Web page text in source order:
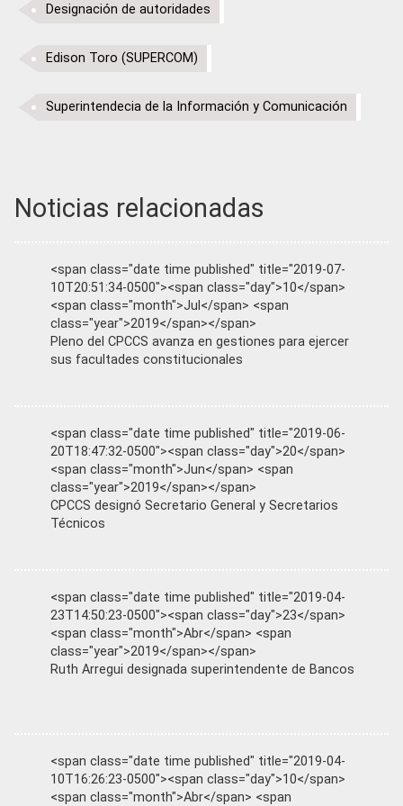
Designación de autoridades
Edison Toro (SUPERCOM)
Superintendecia de la Información y Comunicación
Noticias relacionadas
<span class="date time published" title="2019-07-
10T20:51:34-0500"><span class="day">10</span>
<span class="month">Jul</span> <span
class="year">2019</span></span>
Pleno del CPCCS avanza en gestiones para ejercer
sus facultades constitucionales
<span class="date time published" title="2019-06-
20T18:47:32-0500"><span class="day">20</span>
<span class="month">Jun</span> <span
class="year">2019</span></span>
CPCCS designó Secretario General y Secretarios
Técnicos
<span class="date time published" title="2019-04-
23T14:50:23-0500"><span class="day">23</span>
<span class="month">Abr</span> <span
class="year">2019</span></span>
Ruth Arregui designada superintendente de Bancos
<span class="date time published" title="2019-04-
10T16:26:23-0500"><span class="day">10</span>
<span class="month">Abr</span> <span